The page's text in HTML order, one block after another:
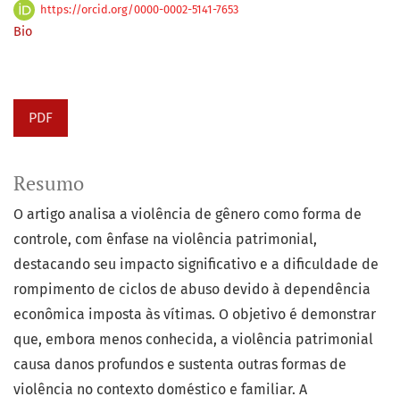
https://orcid.org/0000-0002-5141-7653
Bio
PDF
Resumo
O artigo analisa a violência de gênero como forma de
controle, com ênfase na violência patrimonial,
destacando seu impacto significativo e a dificuldade de
rompimento de ciclos de abuso devido à dependência
econômica imposta às vítimas. O objetivo é demonstrar
que, embora menos conhecida, a violência patrimonial
causa danos profundos e sustenta outras formas de
violência no contexto doméstico e familiar. A